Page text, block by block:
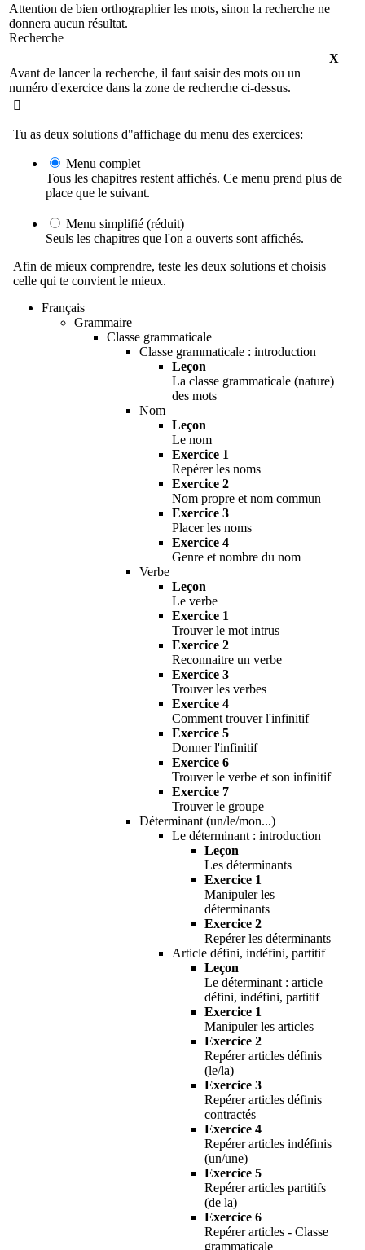
Attention de bien orthographier les mots, sinon la recherche ne
donnera aucun résultat.
Recherche
X
Avant de lancer la recherche, il faut saisir des mots ou un
numéro d'exercice dans la zone de recherche ci-dessus.

Tu as deux solutions d"affichage du menu des exercices:
Menu complet
Tous les chapitres restent affichés. Ce menu prend plus de
place que le suivant.
Menu simplifié (réduit)
Seuls les chapitres que l'on a ouverts sont affichés.
Afin de mieux comprendre, teste les deux solutions et choisis
celle qui te convient le mieux.
Français
Grammaire
Classe grammaticale
Classe grammaticale : introduction
Leçon
La classe grammaticale (nature)
des mots
Nom
Leçon
Le nom
Exercice 1
Repérer les noms
Exercice 2
Nom propre et nom commun
Exercice 3
Placer les noms
Exercice 4
Genre et nombre du nom
Verbe
Leçon
Le verbe
Exercice 1
Trouver le mot intrus
Exercice 2
Reconnaitre un verbe
Exercice 3
Trouver les verbes
Exercice 4
Comment trouver l'infinitif
Exercice 5
Donner l'infinitif
Exercice 6
Trouver le verbe et son infinitif
Exercice 7
Trouver le groupe
Déterminant (un/le/mon...)
Le déterminant : introduction
Leçon
Les déterminants
Exercice 1
Manipuler les
déterminants
Exercice 2
Repérer les déterminants
Article défini, indéfini, partitif
Leçon
Le déterminant : article
défini, indéfini, partitif
Exercice 1
Manipuler les articles
Exercice 2
Repérer articles définis
(le/la)
Exercice 3
Repérer articles définis
contractés
Exercice 4
Repérer articles indéfinis
(un/une)
Exercice 5
Repérer articles partitifs
(de la)
Exercice 6
Repérer articles - Classe
grammaticale